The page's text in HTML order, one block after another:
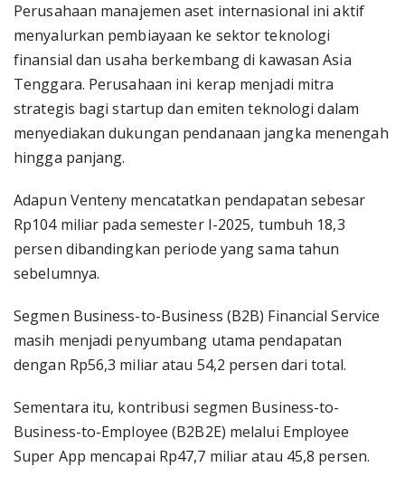
Perusahaan manajemen aset internasional ini aktif
menyalurkan pembiayaan ke sektor teknologi
finansial dan usaha berkembang di kawasan Asia
Tenggara. Perusahaan ini kerap menjadi mitra
strategis bagi startup dan emiten teknologi dalam
menyediakan dukungan pendanaan jangka menengah
hingga panjang.
Adapun Venteny mencatatkan pendapatan sebesar
Rp104 miliar pada semester I-2025, tumbuh 18,3
persen dibandingkan periode yang sama tahun
sebelumnya.
Segmen Business-to-Business (B2B) Financial Service
masih menjadi penyumbang utama pendapatan
dengan Rp56,3 miliar atau 54,2 persen dari total.
Sementara itu, kontribusi segmen Business-to-
Business-to-Employee (B2B2E) melalui Employee
Super App mencapai Rp47,7 miliar atau 45,8 persen.